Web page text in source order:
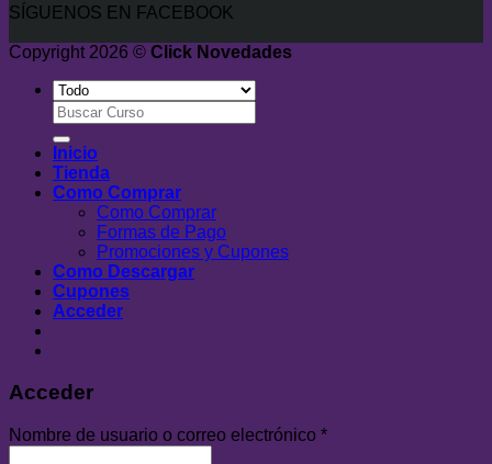
SÍGUENOS EN FACEBOOK
Copyright 2026 © Click Novedades
Buscar
por:
Inicio
Tienda
Como Comprar
Como Comprar
Formas de Pago
Promociones y Cupones
Como Descargar
Cupones
Acceder
Acceder
Nombre de usuario o correo electrónico *